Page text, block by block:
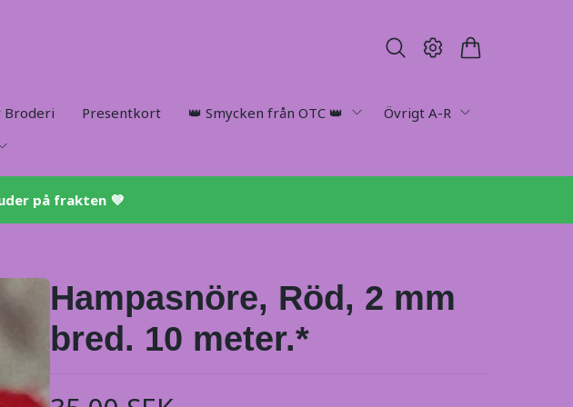
Broderi Presentkort 👑 Smycken från OTC 👑
Övrigt A-R
på frakten 💜​
Hampasnöre, Röd, 2 mm
bred. 10 meter.*